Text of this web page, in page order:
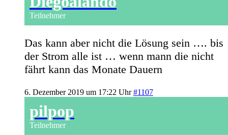
Teilnehmer
Das kann aber nicht die Lösung sein …. bis
der Strom alle ist … wenn mann die nicht
fährt kann das Monate Dauern
6. Dezember 2019 um 17:22 Uhr #1107
pilpop
Teilnehmer